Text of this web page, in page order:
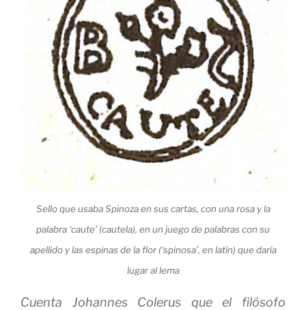
Sello que usaba Spinoza en sus cartas, con una rosa y la
palabra ‘caute’ (cautela), en un juego de palabras con su
apellido y las espinas de la flor (‘spinosa’, en latín) que daría
lugar al lema
Cuenta Johannes Colerus que el filósofo